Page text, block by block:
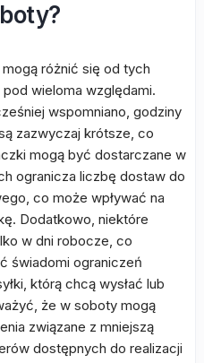
różnić się od tych
wieloma względami.
wspomniano, godziny
zazwyczaj krótsze, co
mogą być dostarczane w
ogranicza liczbę dostaw do
co może wpływać na
Dodatkowo, niektóre
w dni robocze, co
świadomi ograniczeń
którą chcą wysłać lub
że w soboty mogą
związane z mniejszą
dostępnych do realizacji